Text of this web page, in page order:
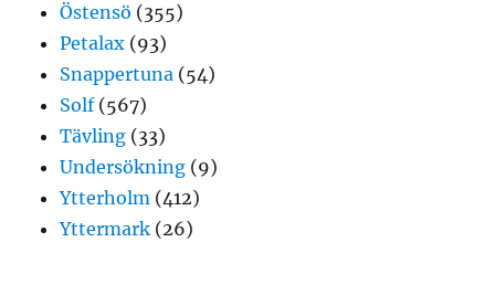
Östensö (355)
Petalax (93)
Snappertuna (54)
Solf(567)
Tävling (33)
Undersökning (9)
Ytterholm (412)
Yttermark (26)